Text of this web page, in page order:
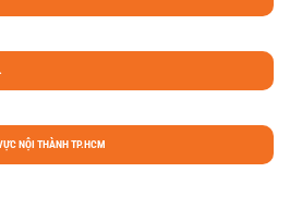
NỘI THÀNH TP.HCM